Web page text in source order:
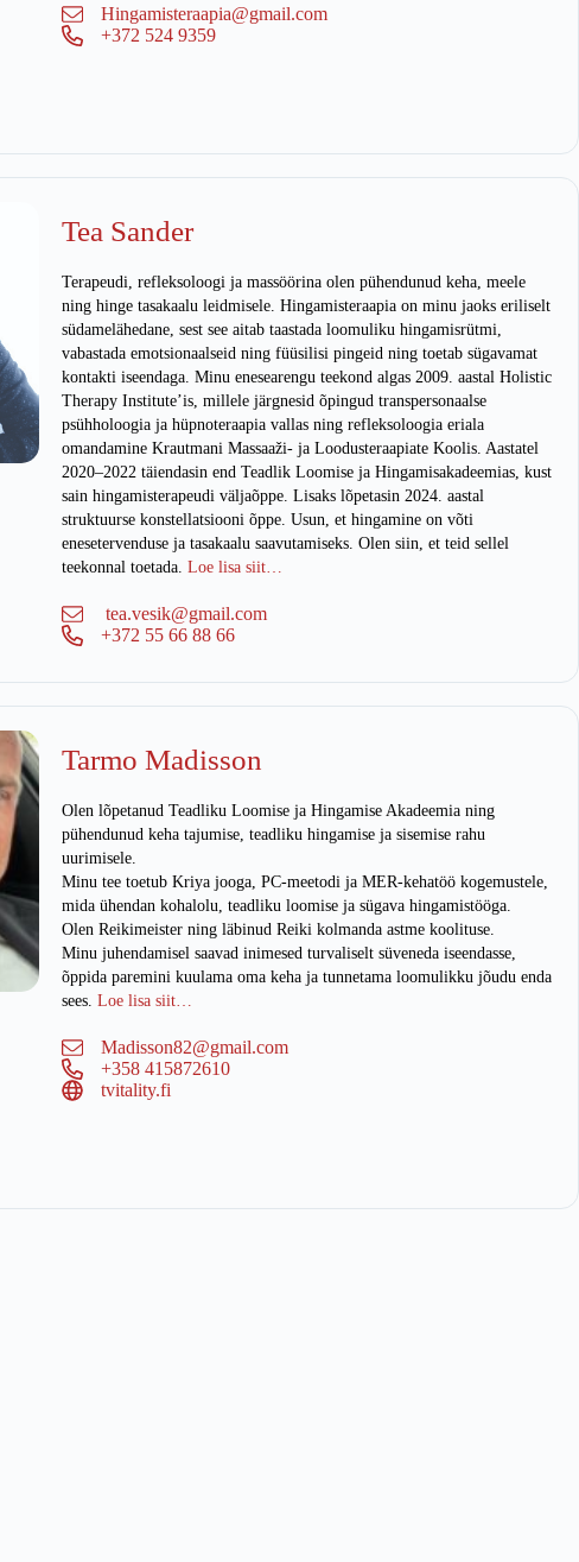
Hingamisteraapia@gmail.com
+372 524 9359
Tea Sander
Terapeudi, refleksoloogi ja massöörina olen pühendunud keha, meele
ning hinge tasakaalu leidmisele. Hingamisteraapia on minu jaoks eriliselt
südamelähedane, sest see aitab taastada loomuliku hingamisrütmi,
vabastada emotsionaalseid ning füüsilisi pingeid ning toetab sügavamat
kontakti iseendaga. Minu enesearengu teekond algas 2009. aastal Holistic
Therapy Institute’is, millele järgnesid õpingud transpersonaalse
psühholoogia ja hüpnoteraapia vallas ning refleksoloogia eriala
omandamine Krautmani Massaaži- ja Loodusteraapiate Koolis. Aastatel
2020–2022 täiendasin end Teadlik Loomise ja Hingamisakadeemias, kust
sain hingamisterapeudi väljaõppe. Lisaks lõpetasin 2024. aastal
struktuurse konstellatsiooni õppe. Usun, et hingamine on võti
enesetervenduse ja tasakaalu saavutamiseks. Olen siin, et teid sellel
teekonnal toetada. Loe lisa siit…
tea.vesik@gmail.com
+372 55 66 88 66
Tarmo Madisson
Olen lõpetanud Teadliku Loomise ja Hingamise Akadeemia ning
pühendunud keha tajumise, teadliku hingamise ja sisemise rahu
uurimisele.
Minu tee toetub Kriya jooga, PC-meetodi ja MER-kehatöö kogemustele,
mida ühendan kohalolu, teadliku loomise ja sügava hingamistööga.
Olen Reikimeister ning läbinud Reiki kolmanda astme koolituse.
Minu juhendamisel saavad inimesed turvaliselt süveneda iseendasse,
õppida paremini kuulama oma keha ja tunnetama loomulikku jõudu enda
sees. Loe lisa siit…
Madisson82@gmail.com
+358 415872610
tvitality.fi